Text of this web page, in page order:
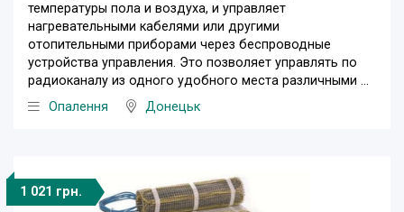
температуры пола и воздуха, и управляет
нагревательными кабелями или другими
отопительными приборами через беспроводные
устройства управления. Это позволяет управлять по
радиоканалу из одного удобного места различными ...
Опалення
Донецьк
1 021 грн.